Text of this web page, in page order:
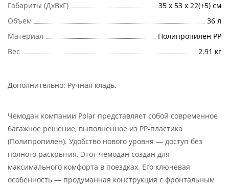
Габариты (ДхВхГ)
35 x 53 x 22(+5) см
Объем
36 л
Материал
Полипропилен PP
Вес
2.91 кг
Дополнительно: Ручная кладь.
Чемодан компании Polar представляет собой современное
багажное решение, выполненное из PP-пластика
(Полипропилен). Удобство нового уровня — доступ без
полного раскрытия. Этот чемодан создан для
максимального комфорта в поездках. Его ключевая
особенность — продуманная конструкция с фронтальным